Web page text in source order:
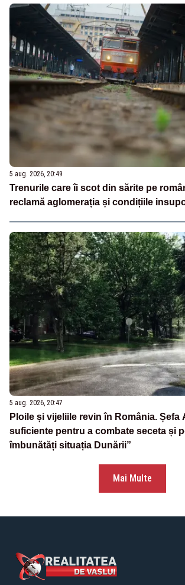
5 aug. 2026, 20:49
Trenurile care îi scot din sărite pe
reclamă aglomerația și condițiile
5 aug. 2026, 20:47
Ploile și vijeliile revin în România. Șefa
suficiente pentru a combate seceta și
îmbunătăți situația Dunării”
Mai Multe